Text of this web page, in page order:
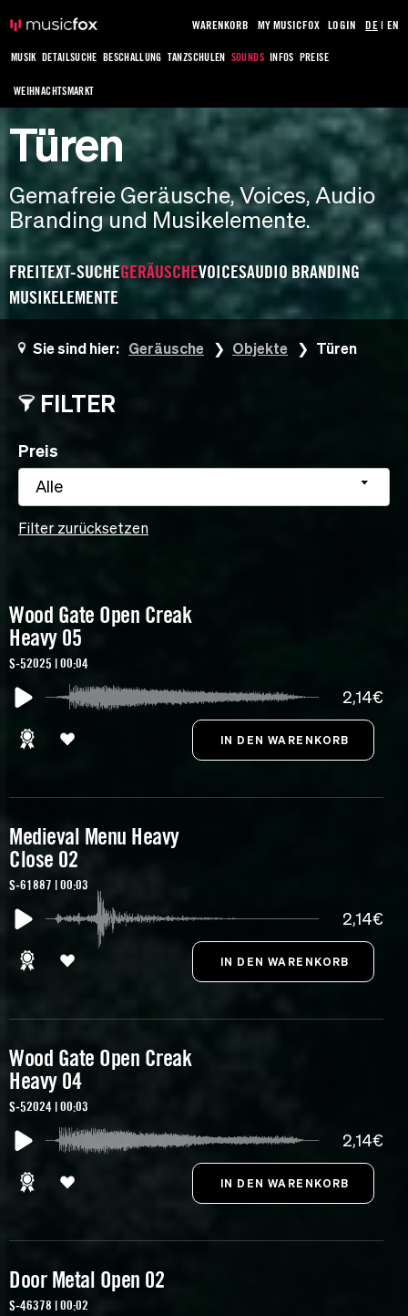
MUSIK DETAILSUCHE BESCHALLUNG TANZSCHULEN SOUNDS INFOS PREISE
WEIHNACHTSMARKT
WARENKORB MY MUSICFOX LOGIN DE| EN
Türen
Gemafreie Geräusche, Voices, Audio
Branding und Musikelemente.
FREITEXT-SUCHEGERÄUSCHEVOICESAUDIO BRANDING
MUSIKELEMENTE
Sie sind hier: Geräusche Objekte Türen
FILTER
Preis
Alle
Filter zurücksetzen
Wood Gate Open Creak
Heavy 05
S-52025 | 00:04
2,14€
Medieval Menu Heavy
Close 02
S-61887 | 00:03
2,14€
Wood Gate Open Creak
Heavy 04
S-52024 | 00:03
2,14€
Door Metal Open 02
S-46378 | 00:02